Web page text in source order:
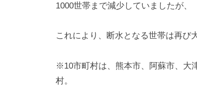
1000世帯まで減少していましたが、
これにより、断水となる世帯は再び
※10市町村は、熊本市、阿蘇市、大
村。